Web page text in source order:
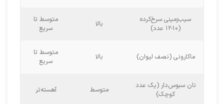
متوسط تا
سریع
بالا
سیب‌زمینی سرخ‌کرده
(۱۰-۱۲ عدد)
متوسط تا
سریع
بالا ماکارونی (نصف لیوان)
آهسته‌تر متوسط
نان سبوس‌دار (یک عدد
کوچک)